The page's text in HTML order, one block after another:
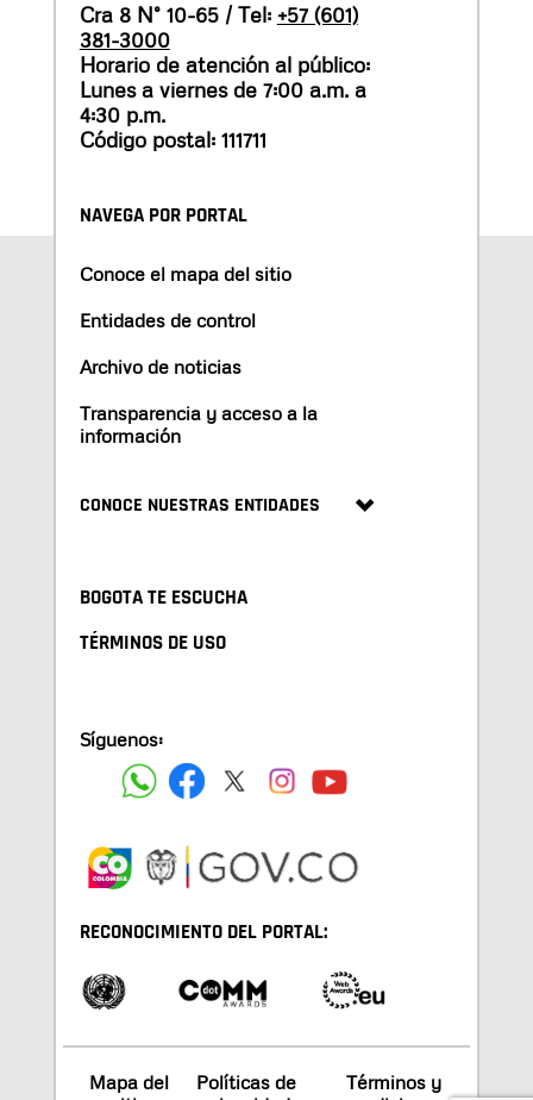
Cra 8 N° 10-65 / Tel: +57 (601)
381-3000
Horario de atención al público:
Lunes a viernes de 7:00 a.m. a
4:30 p.m.
Código postal: 111711
NAVEGA POR PORTAL
Conoce el mapa del sitio
Entidades de control
Archivo de noticias
Transparencia y acceso a la
información
CONOCE NUESTRAS ENTIDADES
BOGOTA TE ESCUCHA
TÉRMINOS DE USO
Síguenos:
RECONOCIMIENTO DEL PORTAL:
Mapa del
Políticas de
Términos y